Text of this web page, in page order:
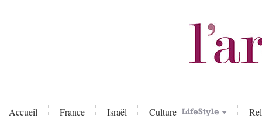
Accueil France Israël Culture